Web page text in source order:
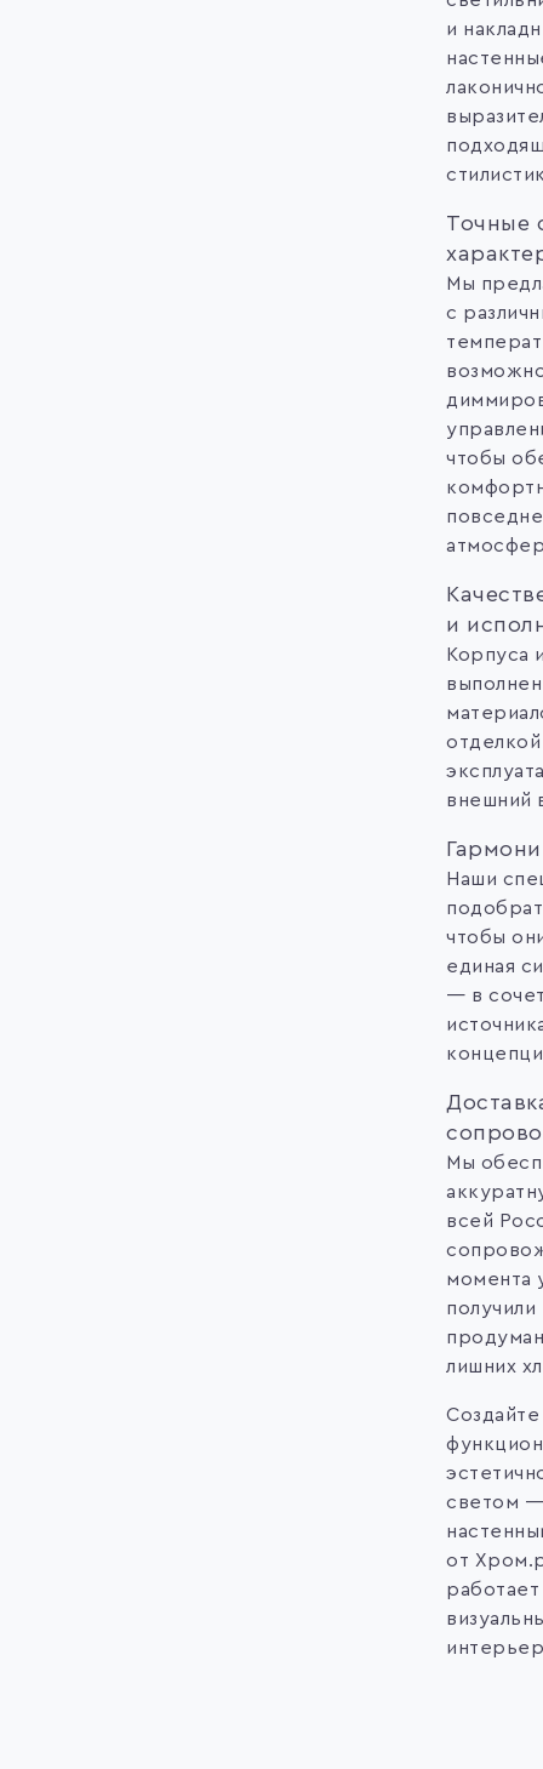
и
Точные
Мы
с
чтобы
и
Корпуса
внешний
Наши
чтобы
единая
— в
Мы
всей
момента
получили
лишних
светом —
от